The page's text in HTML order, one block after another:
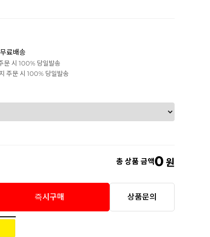
료배송
문 시 100% 당일발송
주문 시 100% 당일발송
총 상품 금액0 원
즉시구매 상품문의